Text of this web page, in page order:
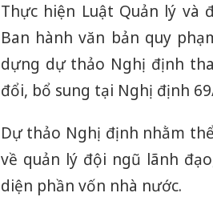
Thực hiện Luật Quản lý và
Ban hành văn bản quy
dựng dự thảo Nghị định
đổi, bổ sung tại Nghị định
Dự thảo Nghị định nhằm
về quản lý đội ngũ lãnh
diện phần vốn nhà nước.